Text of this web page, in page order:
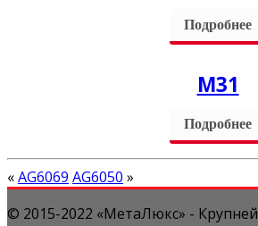
Подробнее
M31
Подробнее
«AG6069 AG6050 »
© 2015-2022 «МетаЛюкс» -